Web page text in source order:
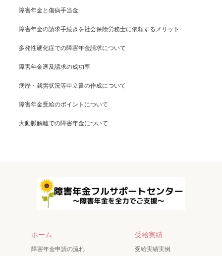
障害年金と傷病手当金
障害年金の請求手続きを社会保険労務士に依頼するメリット
多発性硬化症での障害年金請求について
障害年金遡及請求の成功率
病歴・就労状況等申立書の作成について
障害年金受給のポイントについて
大動脈解離での障害年金について
ホーム
障害年金申請の流れ
受給実績
受給実績実例